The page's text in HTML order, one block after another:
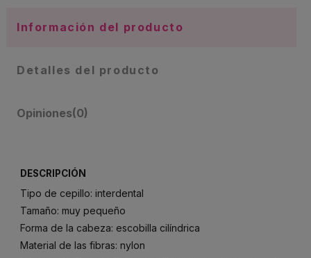
Información del producto
Detalles del producto
Opiniones(0)
DESCRIPCIÓN
Tipo de cepillo: interdental
Tamaño: muy pequeño
Forma de la cabeza: escobilla cilíndrica
Material de las fibras: nylon